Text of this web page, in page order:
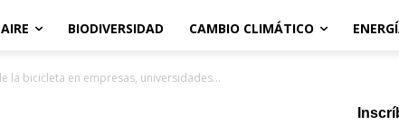
AIRE BIODIVERSIDAD CAMBIO CLIMÁTICO
la bicicleta en empresas, universidades...